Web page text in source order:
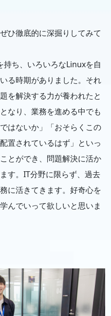
ひ徹底的に深掘りしてみて
ち、いろいろなLinuxを自
る時期がありました。それ
を解決する力が養われたと
なり、業務を進める中でも
はないか」「おそらくこの
置されているはず」といっ
とができ、問題解決に活か
す。IT分野に限らず、過去
に活きてきます。好奇心を
んでいって欲しいと思いま